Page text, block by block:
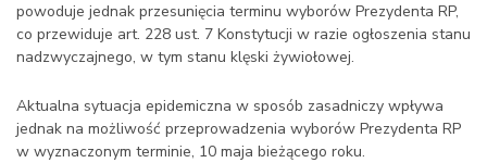
powoduje jednak przesunięcia terminu wyborów Prezydenta RP,
co przewiduje art. 228 ust. 7 Konstytucji w razie ogłoszenia stanu
nadzwyczajnego, w tym stanu klęski żywiołowej.
Aktualna sytuacja epidemiczna w sposób zasadniczy wpływa
jednak na możliwość przeprowadzenia wyborów Prezydenta RP
w wyznaczonym terminie, 10 maja bieżącego roku.